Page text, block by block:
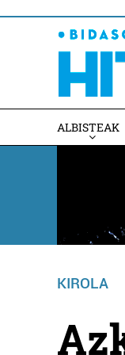
ALBISTEAK
KIROLA